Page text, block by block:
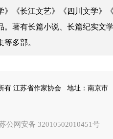
》《长江文艺》《四川文学》
。著有长篇小说、长篇纪实文
多部。
有 江苏省作家协会
地址：南京市
公网安备 32010502010451号